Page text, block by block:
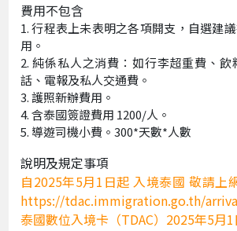
費用不包含
行程表上未表明之各項開支，自選建
用。
純係私人之消費：如行李超重費、飲
話、電報及私人交通費。
護照新辦費用。
含泰國簽證費用 1200/人。
導遊司機小費。300*天數*人數
說明及規定事項
自2025年5月1日起 入境泰國 敬請上
https://tdac.immigration.go.th/
泰國數位入境卡（TDAC）2025年5月